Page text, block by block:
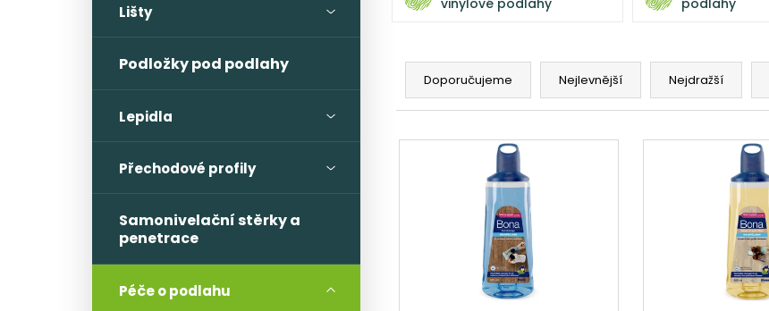
Lišty
Podložky pod podlahy
Lepidla
Přechodové profily
Samonivelační stěrky a
penetrace
Péče o podlahu
vinylové podlahy
podlahy
Ř
z
Doporučujeme Nejlevnější Nejdražší
V